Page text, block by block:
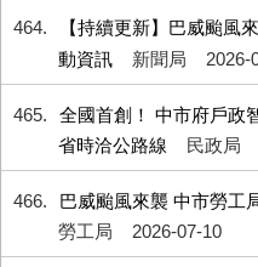
464
【持續更新】巴威颱風
動資訊
新聞局 2026-
465
全國首創！ 中市府戶
省時洽公路線
民政局
466
巴威颱風來襲 中市勞工
勞工局
2026-07-10